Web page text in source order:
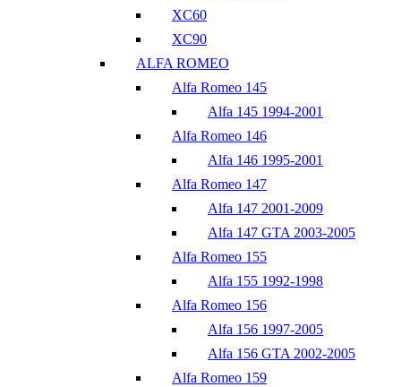
XC60
XC90
ALFA ROMEO
Alfa Romeo 145
Alfa 145 1994-2001
Alfa Romeo 146
Alfa 146 1995-2001
Alfa Romeo 147
Alfa 147 2001-2009
Alfa 147 GTA 2003-2005
Alfa Romeo 155
Alfa 155 1992-1998
Alfa Romeo 156
Alfa 156 1997-2005
Alfa 156 GTA 2002-2005
Alfa Romeo 159